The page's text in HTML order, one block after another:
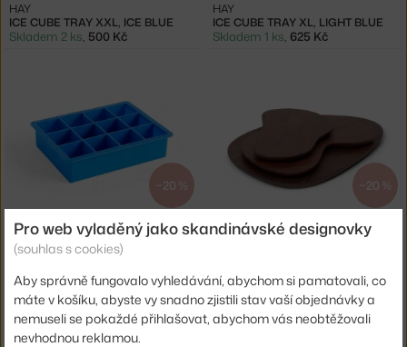
ICE CUBE TRAY XXL, ICE BLUE
HAY
Skladem 2 ks, 500 Kč
ICE CUBE TRAY XL, LIGHT BLUE
HAY
Skladem 1 ks, 625 Kč
−20 %
ICE CUBE TRAY XL, BLUE
HAY
Skladem > 5 ks,500 Kč
−20 %
FERM LIVING
Pro web vyladěný jako skandinávské designovky
(souhlas s cookies)
Aby správně fungovalo vyhledávání, abychom si pamatovali, co
máte v košíku, abyste vy snadno zjistili stav vaší objednávky a
nemuseli se pokaždé přihlašovat, abychom vás neobtěžovali
nevhodnou reklamou.